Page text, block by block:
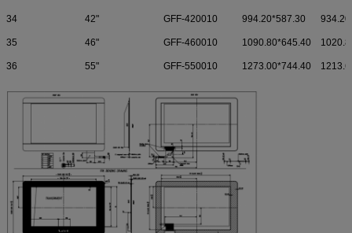
34 42" GFF-420010 994.20*587.30
35 46" GFF-460010 1090.80*645.40
36 55" GFF-550010 1273.00*744.40